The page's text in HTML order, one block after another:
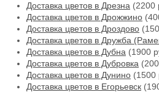
Доставка цветов в Дрезна (2200
Доставка цветов в Дрожжино
Доставка цветов в Дроздово
Доставка цветов в Дружба
Доставка цветов в Дубна (1900
Доставка цветов в Дубровка
Доставка цветов в Дунино (1500
Доставка цветов в Егорьевск